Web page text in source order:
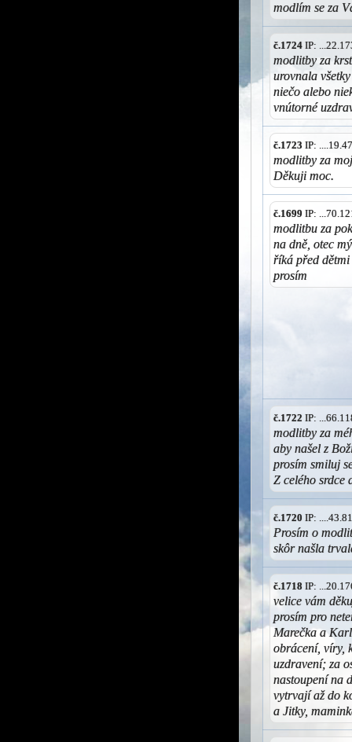
modlím se za
č.1724 IP:
modlitby za
urovnala
niečo alebo
vnútorné
č.1723 IP:
modlitby za
Děkuji moc.
č.1699 IP:
modlitbu za
na dně, otec
říká před
prosím
č.1722 IP:
modlitby za
aby našel z
prosím smiluj
Z celého srdce
č.1720 IP:
Prosím o
skôr našla
č.1718 IP:
velice vám
prosím pro
Marečka a
obrácení, víry,
uzdravení; za
nastoupení na
vytrvají až do
a Jitky,